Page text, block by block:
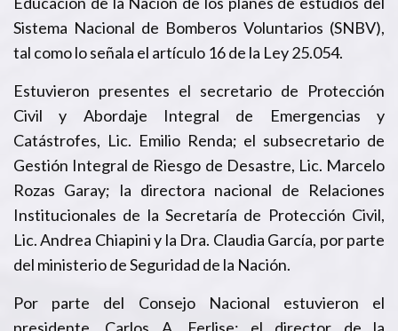
Sistema Nacional de Bomberos Voluntarios (SNBV),
tal como lo señala el artículo 16 de la Ley 25.054.
Estuvieron presentes el secretario de Protección
Civil y Abordaje Integral de Emergencias y
Catástrofes, Lic. Emilio Renda; el subsecretario de
Gestión Integral de Riesgo de Desastre, Lic. Marcelo
Rozas Garay; la directora nacional de Relaciones
Institucionales de la Secretaría de Protección Civil,
Lic. Andrea Chiapini y la Dra. Claudia García, por parte
del ministerio de Seguridad de la Nación.
Por parte del Consejo Nacional estuvieron el